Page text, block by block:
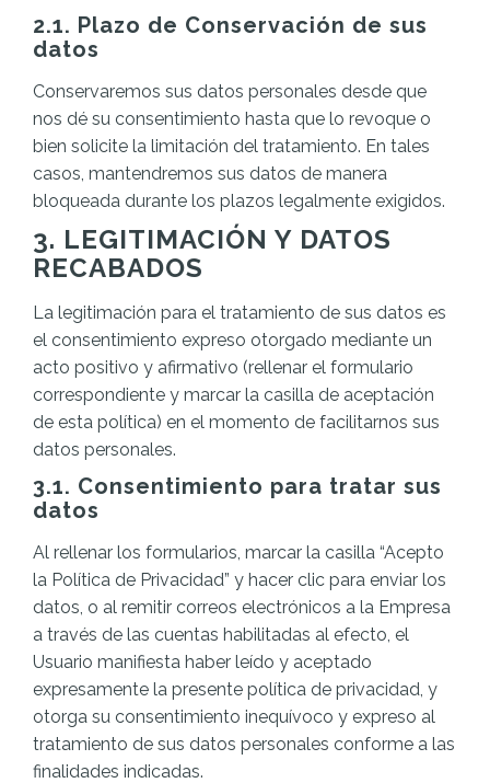
2.1. Plazo de Conservación de sus
datos
Conservaremos sus datos personales desde que
nos dé su consentimiento hasta que lo revoque o
bien solicite la limitación del tratamiento. En tales
casos, mantendremos sus datos de manera
bloqueada durante los plazos legalmente exigidos.
3. LEGITIMACIÓN Y DATOS
RECABADOS
La legitimación para el tratamiento de sus datos es
el consentimiento expreso otorgado mediante un
acto positivo y afirmativo (rellenar el formulario
correspondiente y marcar la casilla de aceptación
de esta política) en el momento de facilitarnos sus
datos personales.
3.1. Consentimiento para tratar sus
datos
Al rellenar los formularios, marcar la casilla “Acepto
la Política de Privacidad” y hacer clic para enviar los
datos, o al remitir correos electrónicos a la Empresa
a través de las cuentas habilitadas al efecto, el
Usuario manifiesta haber leído y aceptado
expresamente la presente política de privacidad, y
otorga su consentimiento inequívoco y expreso al
tratamiento de sus datos personales conforme a las
finalidades indicadas.